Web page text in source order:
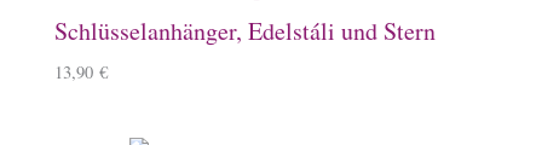
Schlüsselanhänger, Edelstáli und Stern
13,90 €